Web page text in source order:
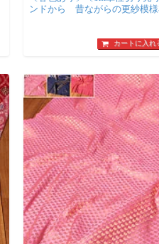
ンドから 昔ながらの更紗模様
カートに入れ